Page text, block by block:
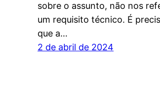
sobre o assunto, não nos
um requisito técnico. É
que a…
2 de abril de 2024